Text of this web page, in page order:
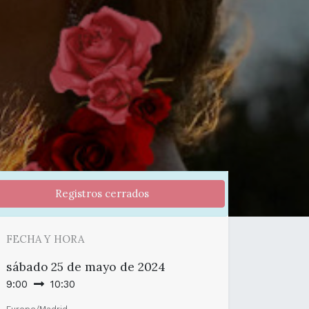
Registros cerrados
FECHA Y HORA
sábado 25 de mayo de 2024
9:00 10:30